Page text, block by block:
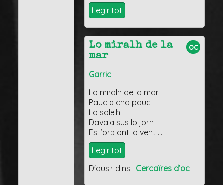
Legir tot
oc
Lo miralh de la
mar
Garric
Lo miralh de la mar
Pauc a cha pauc
Lo solelh
Davala sus lo jorn
Es l’ora ont lo vent …
Legir tot
D'ausir dins : Cercaïres d’oc